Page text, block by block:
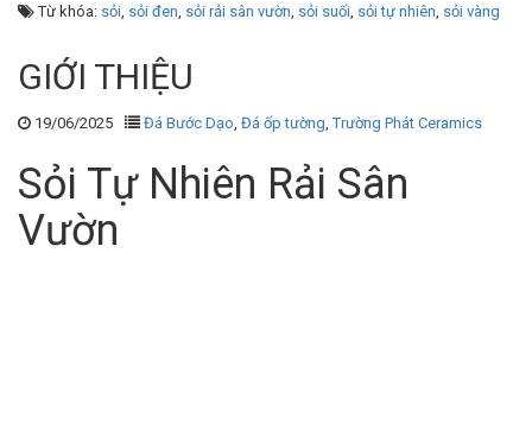
Từ khóa: sỏi, sỏi đen, sỏi rải sân vườn, sỏi suối, sỏi tự nhiên, sỏi vàng
GIỚI THIỆU
19/06/2025 Đá Bước Dạo, Đá ốp tường,Trường Phát Ceramics
Sỏi Tự Nhiên Rải Sân
Vườn